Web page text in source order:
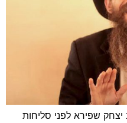
שפירא לפני סליחות